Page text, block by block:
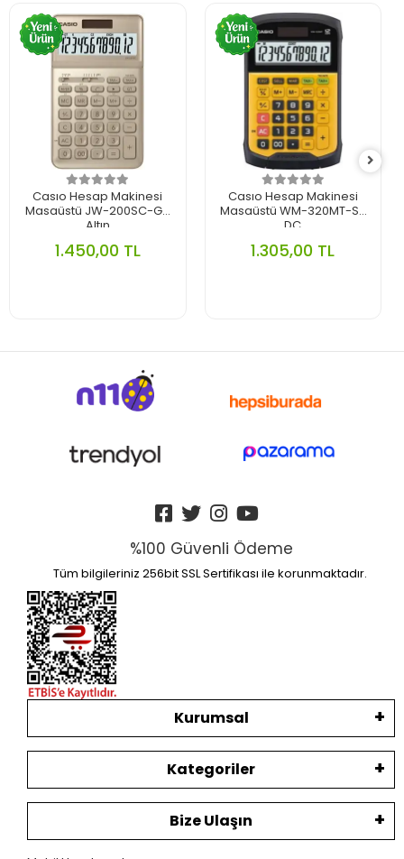
Casıo Hesap Makinesi
Masaüstü JW-200SC-GD
Altın
1.450,00 TL
Casıo Hesap Makinesi
Masaüstü WM-320MT-S-
DC
1.305,00 TL
%100 Güvenli Ödeme
Tüm bilgileriniz 256bit SSL Sertifikası ile korunmaktadır.
Kurumsal
Kategoriler
Bize Ulaşın